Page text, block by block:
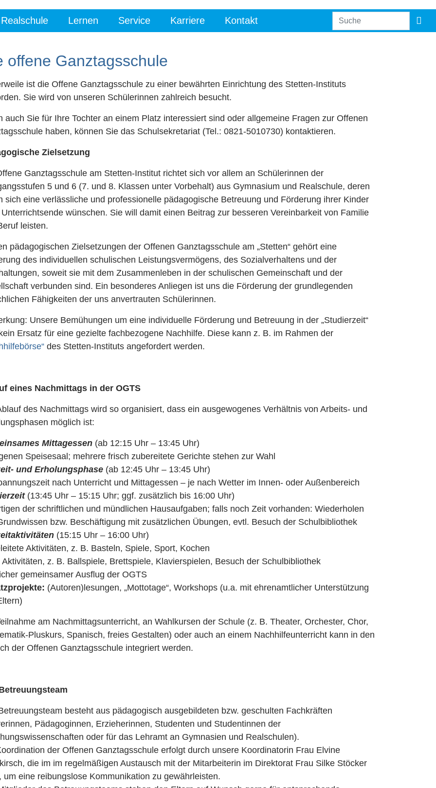
Realschule Lernen Service Karriere Kontakt
offene Ganztagsschule
ist die Offene Ganztagsschule zu einer bewährten Einrichtung des Stetten-Instituts
Sie wird von unseren Schülerinnen zahlreich besucht.
auch Sie für Ihre Tochter an einem Platz interessiert sind oder allgemeine Fragen zur Offenen
haben, können Sie das Schulsekretariat (Tel.: 0821-5010730) kontaktieren.
Zielsetzung
Ganztagsschule am Stetten-Institut richtet sich vor allem an Schülerinnen der
5 und 6 (7. und 8. Klassen unter Vorbehalt) aus Gymnasium und Realschule, deren
sich eine verlässliche und professionelle pädagogische Betreuung und Förderung ihrer Kinder
wünschen. Sie will damit einen Beitrag zur besseren Vereinbarkeit von Familie
leisten.
pädagogischen Zielsetzungen der Offenen Ganztagsschule am „Stetten“ gehört eine
des individuellen schulischen Leistungsvermögens, des Sozialverhaltens und der
soweit sie mit dem Zusammenleben in der schulischen Gemeinschaft und der
verbunden sind. Ein besonderes Anliegen ist uns die Förderung der grundlegenden
Fähigkeiten der uns anvertrauten Schülerinnen.
Unsere Bemühungen um eine individuelle Förderung und Betreuung in der „Studierzeit“
Ersatz für eine gezielte fachbezogene Nachhilfe. Diese kann z. B. im Rahmen der
des Stetten-Instituts angefordert werden.
eines Nachmittags in der OGTS
des Nachmittags wird so organisiert, dass ein ausgewogenes Verhältnis von Arbeits- und
möglich ist:
Mittagessen (ab 12:15 Uhr – 13:45 Uhr)
Speisesaal; mehrere frisch zubereitete Gerichte stehen zur Wahl
und Erholungsphase (ab 12:45 Uhr – 13:45 Uhr)
nach Unterricht und Mittagessen – je nach Wetter im Innen- oder Außenbereich
(13:45 Uhr – 15:15 Uhr; ggf. zusätzlich bis 16:00 Uhr)
der schriftlichen und mündlichen Hausaufgaben; falls noch Zeit vorhanden: Wiederholen
bzw. Beschäftigung mit zusätzlichen Übungen, evtl. Besuch der Schulbibliothek
(15:15 Uhr – 16:00 Uhr)
Aktivitäten, z. B. Basteln, Spiele, Sport, Kochen
Aktivitäten, z. B. Ballspiele, Brettspiele, Klavierspielen, Besuch der Schulbibliothek
gemeinsamer Ausflug der OGTS
(Autoren)lesungen, „Mottotage“, Workshops (u.a. mit ehrenamtlicher Unterstützung
am Nachmittagsunterricht, an Wahlkursen der Schule (z. B. Theater, Orchester, Chor,
Pluskurs, Spanisch, freies Gestalten) oder auch an einem Nachhilfeunterricht kann in den
der Offenen Ganztagsschule integriert werden.
besteht aus pädagogisch ausgebildeten bzw. geschulten Fachkräften
Pädagoginnen, Erzieherinnen, Studenten und Studentinnen der
oder für das Lehramt an Gymnasien und Realschulen).
der Offenen Ganztagsschule erfolgt durch unsere Koordinatorin Frau Elvine
die im im regelmäßigen Austausch mit der Mitarbeiterin im Direktorat Frau Silke Stöcker
um eine reibungslose Kommunikation zu gewährleisten.